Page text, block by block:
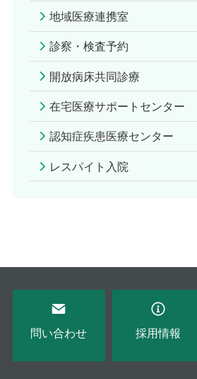
地域医療連携室
診察・検査予約
開放病床共同診療
在宅医療サポートセンター
認知症疾患医療センター
レスパイト入院
問い合わせ 採用情報